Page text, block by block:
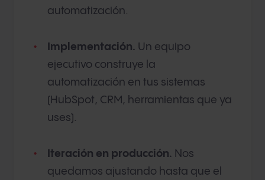
automatización.
Implementación. Un equipo
ejecutivo construye la
automatización en tus sistemas
(HubSpot, CRM, herramientas que ya
uses).
Iteración en producción. Nos
quedamos ajustando hasta que el